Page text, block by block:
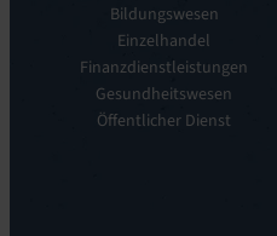
Inventory
Infrastructure
Monitoring
Observability
Bildungswesen
Einzelhandel
Finanzdienstleistungen
Gesundheitswesen
Öffentlicher Dienst